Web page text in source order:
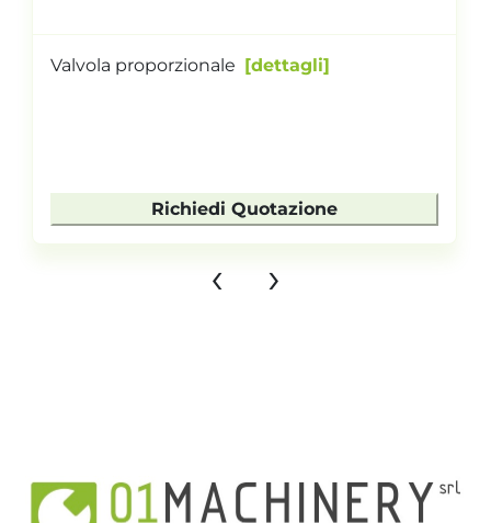
Valvola proporzionale dettagli
Richiedi Quotazione
‹ ›